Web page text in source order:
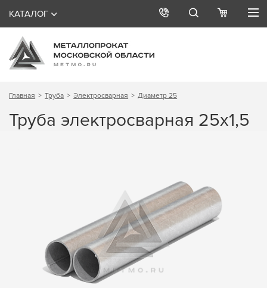
КАТАЛОГ
Главная Труба Электросварная Диаметр 25
Труба электросварная 25х1,5